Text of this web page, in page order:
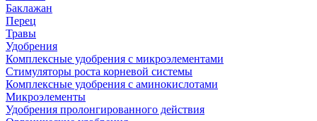
Баклажан
Перец
Травы
Удобрения
Комплексные удобрения с микроэлементами
Стимуляторы роста корневой системы
Комплексные удобрения с аминокислотами
Микроэлементы
Удобрения пролонгированного действия